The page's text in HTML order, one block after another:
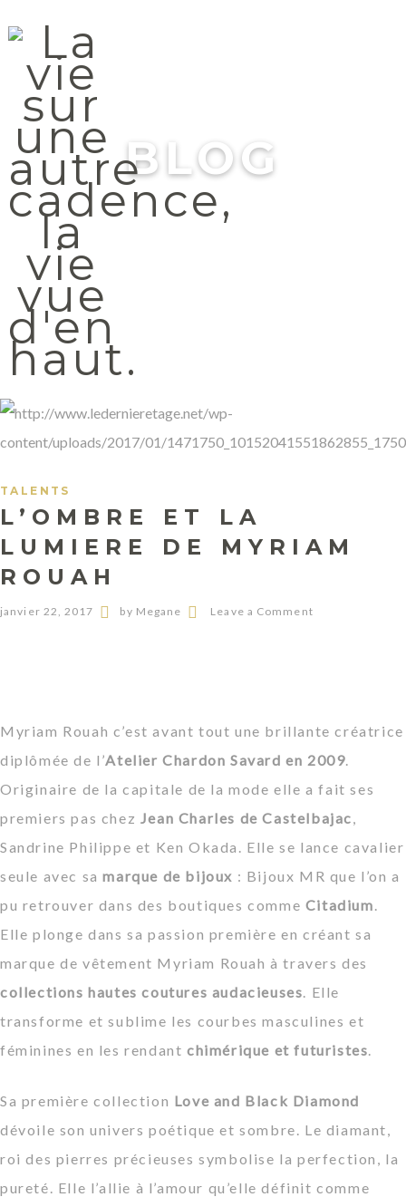
BLOG
TALENTS
L’OMBRE ET LA
LUMIERE DE MYRIAM
ROUAH
janvier 22, 2017 by Megane Leave a Comment
Myriam Rouah c’est avant tout une brillante créatrice
diplômée de l’Atelier Chardon Savard en 2009.
Originaire de la capitale de la mode elle a fait ses
premiers pas chez Jean Charles de Castelbajac,
Sandrine Philippe et Ken Okada. Elle se lance cavalier
seule avec samarque de bijoux : Bijoux MR que l’on a
pu retrouver dans des boutiques comme Citadium.
Elle plonge dans sa passion première en créant sa
marque de vêtement Myriam Rouah à travers des
collections hautes coutures audacieuses. Elle
transforme et sublime les courbes masculines et
féminines en les rendantchimérique et futuristes.
Sa première collection Love and Black Diamond
dévoile son univers poétique et sombre. Le diamant,
roi des pierres précieuses symbolise la perfection, la
pureté. Elle l’allie à l’amour qu’elle définit comme